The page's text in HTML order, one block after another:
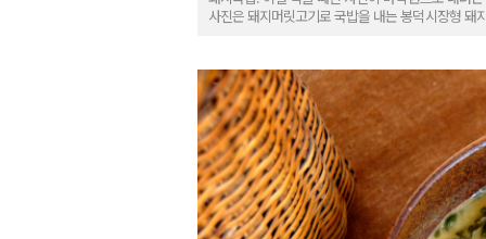
사진은 돼지머릿고기로 국밥을 내는 봉덕시장형 돼